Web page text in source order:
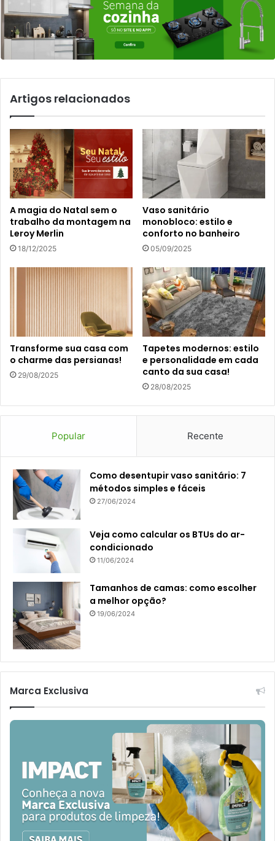
Artigos relacionados
A magia do Natal sem o
trabalho da montagem na
Leroy Merlin
18/12/2025
Vaso sanitário
monobloco: estilo e
conforto no banheiro
05/09/2025
Transforme sua casa com
o charme das persianas!
29/08/2025
Tapetes modernos: estilo
e personalidade em cada
canto da sua casa!
28/08/2025
Popular Recente
Como desentupir vaso sanitário: 7
métodos simples e fáceis
27/06/2024
Veja como calcular os BTUs do ar-
condicionado
11/06/2024
Tamanhos de camas: como escolher
a melhor opção?
19/06/2024
Marca Exclusiva